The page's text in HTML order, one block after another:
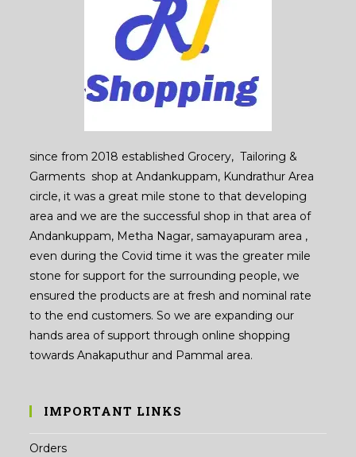
since from 2018 established Grocery, Tailoring &
Garments shop at Andankuppam, Kundrathur Area
circle, it was a great mile stone to that developing
area and we are the successful shop in that area of
Andankuppam, Metha Nagar, samayapuram area ,
even during the Covid time it was the greater mile
stone for support for the surrounding people, we
ensured the products are at fresh and nominal rate
to the end customers. So we are expanding our
hands area of support through online shopping
towards Anakaputhur and Pammal area.
IMPORTANT LINKS
Orders